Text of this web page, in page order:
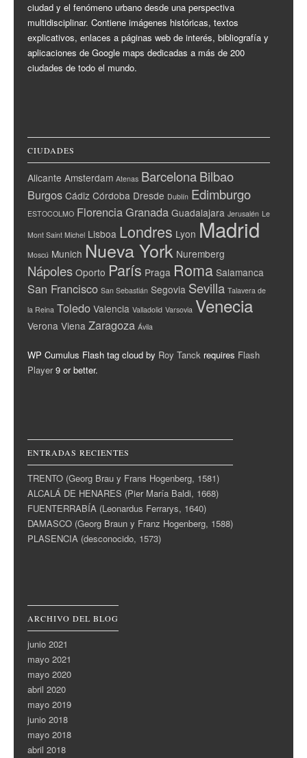
ciudad y el fenómeno urbano desde una perspectiva
multidisciplinar. Contiene imágenes históricas, textos
explicativos, enlaces a páginas web de interés, bibliografía y
aplicaciones de Google maps dedicadas a más de 200
ciudades de todo el mundo.
CIUDADES
Alicante Amsterdam Atenas BarcelonaBilbao
Burgos Cádiz Córdoba Dresde Dublín Edimburgo
ESTOCOLMO FlorenciaGranada Guadalajara Jerusalén Le
Mont Saint Michel Lisboa Londres Lyon Madrid
Moscú Munich Nueva York Nuremberg
Nápoles Oporto París Praga Roma Salamanca
San Francisco San Sebastián Segovia Sevilla Talavera de
la Reina Toledo Valencia Valladolid Varsovia Venecia
Verona Viena Zaragoza Ávila
WP Cumulus Flash tag cloud by Roy Tanck requires Flash
Player9 or better.
ENTRADAS RECIENTES
TRENTO (Georg Brau y Frans Hogenberg, 1581)
ALCALÁ DE HENARES (Pier María Baldi, 1668)
FUENTERRABÍA (Leonardus Ferrarys, 1640)
DAMASCO (Georg Braun y Franz Hogenberg, 1588)
PLASENCIA (desconocido, 1573)
ARCHIVO DEL BLOG
junio 2021
mayo 2021
mayo 2020
abril 2020
mayo 2019
junio 2018
mayo 2018
abril 2018